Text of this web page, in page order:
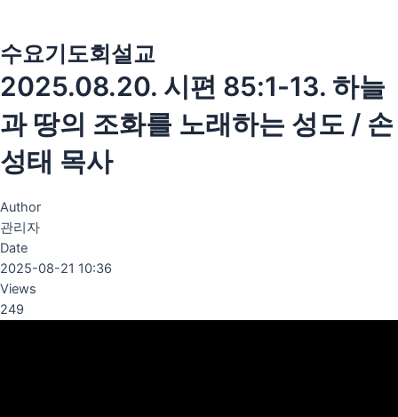
츠
로
건
너
뛰
기
수요기도회설교
2025.08.20. 시편 85:1-13. 하늘
과 땅의 조화를 노래하는 성도 / 손
성태 목사
Author
관리자
Date
2025-08-21 10:36
Views
249